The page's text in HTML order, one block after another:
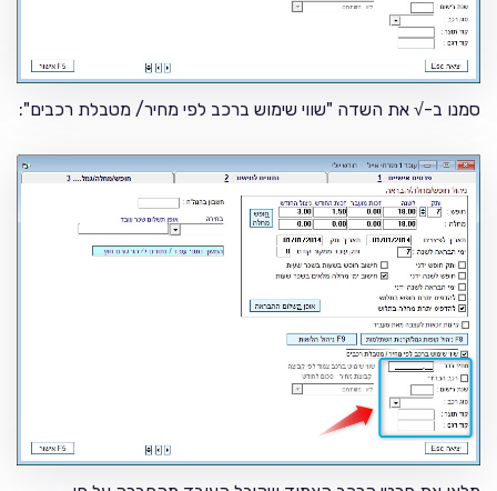
סמנו ב-√ את השדה "שווי שימוש ברכב לפי מחיר/ מטבלת רכבים":